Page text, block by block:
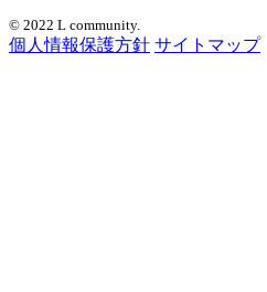
© 2022 L community.
個人情報保護方針 サイトマップ